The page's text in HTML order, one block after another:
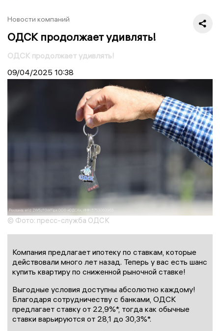
Новости компаний
ОДСК продолжает удивлять!
ОДСК продолжает удивлять!
09/04/2025 10:38
© Фото: пресс-служба ОДСК
Компания предлагает ипотеку по ставкам, которые
действовали много лет назад. Теперь у вас есть шанс
купить квартиру по сниженной рыночной ставке!
Выгодные условия доступны абсолютно каждому!
Благодаря сотрудничеству с банками, ОДСК
предлагает ставку от 22,9%*, тогда как обычные
ставки варьируются от 28,1 до 30,3%*.